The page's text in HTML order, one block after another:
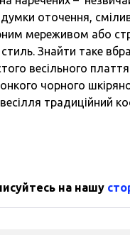
думки оточення,
мереживом або
стиль. Знайти таке
весільного
чорного
традиційний
на нашу